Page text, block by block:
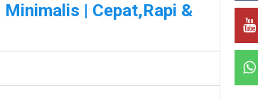
Minimalis | Cepat,Rapi &